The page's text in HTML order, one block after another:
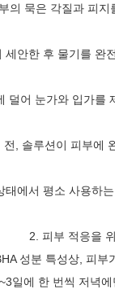
의 묵은 각질과 피
세안한 후 물기를 완
덜어 눈가와 입가를
, 솔루션이 피부에
태에서 평소 사용하
2. 피부 적응을
성분 특성상, 피부
일에 한 번씩 저녁